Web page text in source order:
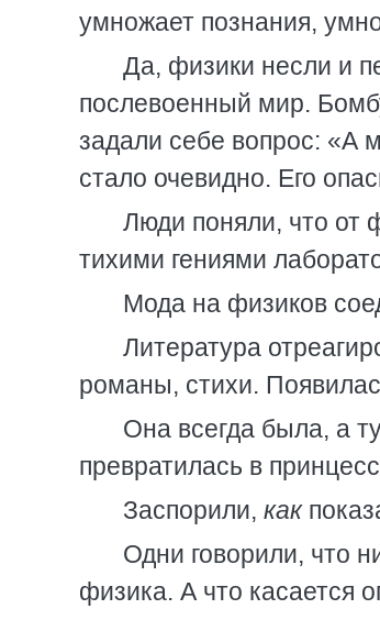
умножает познания,
Да, физики несли и
послевоенный мир.
задали себе вопрос: «А
стало очевидно. Его
Люди поняли, что от
тихими гениями
Мода на физиков
Литература
романы, стихи.
Она всегда была, а
превратилась в
Заспорили, как
Одни говорили, что
физика. А что касается